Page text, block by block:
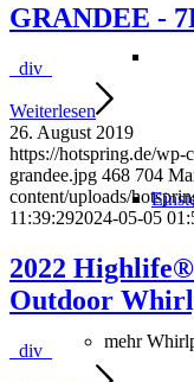
mehr
GRANDEE -
_div_
Weiterlesen
26. August 2019
https://hotspring.de/
grandee.jpg 468 704
content/uploads/
11:39:292024-05-05
2022
Outdoor
_div_